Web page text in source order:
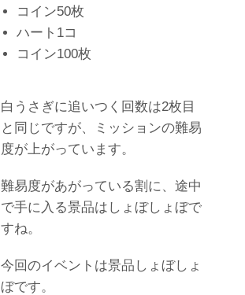
コイン50枚
ハート1コ
コイン100枚
白うさぎに追いつく回数は2枚目
と同じですが、ミッションの難易
度が上がっています。
難易度があがっている割に、途中
で手に入る景品はしょぼしょぼで
すね。
今回のイベントは景品しょぼしょ
ぼです。